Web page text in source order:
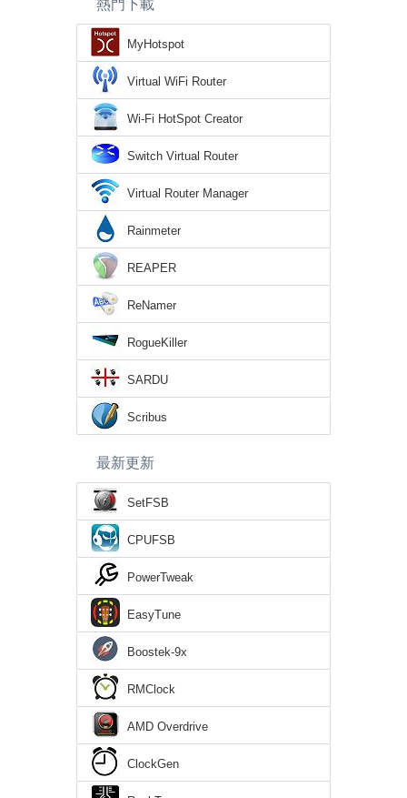
熱門下載
MyHotspot
Virtual WiFi Router
Wi-Fi HotSpot Creator
Switch Virtual Router
Virtual Router Manager
Rainmeter
REAPER
ReNamer
RogueKiller
SARDU
Scribus
最新更新
SetFSB
CPUFSB
PowerTweak
EasyTune
Boostek-9x
RMClock
AMD Overdrive
ClockGen